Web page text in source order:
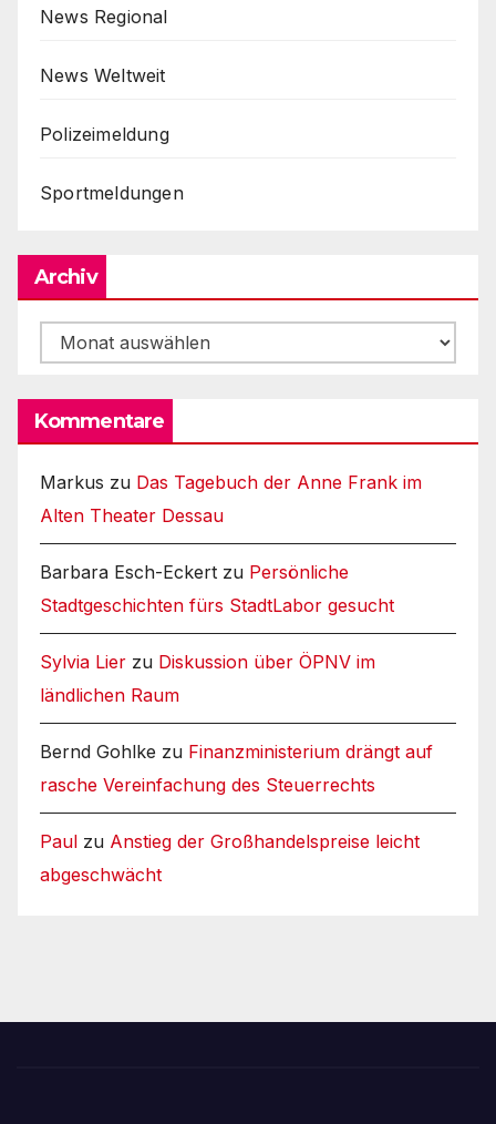
News Regional
News Weltweit
Polizeimeldung
Sportmeldungen
Archiv
Archiv
Kommentare
Markus zu Das Tagebuch der Anne Frank im
Alten Theater Dessau
Barbara Esch-Eckert zu Persönliche
Stadtgeschichten fürs StadtLabor gesucht
Sylvia Lier zu Diskussion über ÖPNV im
ländlichen Raum
Bernd Gohlke zu Finanzministerium drängt auf
rasche Vereinfachung des Steuerrechts
Paul zu Anstieg der Großhandelspreise leicht
abgeschwächt